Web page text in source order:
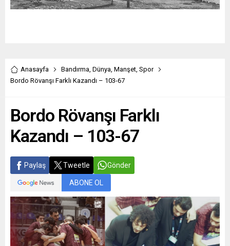
Anasayfa Bandırma, Dünya, Manşet, Spor
Bordo Rövanşı Farklı Kazandı – 103-67
Bordo Rövanşı Farklı
Kazandı – 103-67
Paylaş Tweetle Gönder
ABONE OL